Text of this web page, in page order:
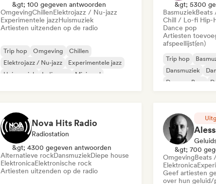
&gt; 100 gegeven antwoorden
OmgevingChillenElektrojazz / Nu-jazz
Experimentele jazzHuismuziek
Artiesten uitzenden op de radio
Trip hop Omgeving
Chillen
Elektrojazz / Nu-jazz
Experimentele jazz
Huismuziek
Indie pop Minimaal
&gt; 5300
BasmuziekBeats
Chill / Lo-fi Hip-
Dance pop
Artiesten
afspeellijst(en)
Trip hop
Dansmuziek
Drum en Bass
Nova Hits Radio
Radiostation
&gt; 4300 gegeven antwoorden
Alternatieve rockDansmuziekDiepe house
ElektronicaElektronische rock
Artiesten uitzenden op de radio
&gt; 700
OmgevingBeats
Elektronica
Geef artiesten
over hun geluid/